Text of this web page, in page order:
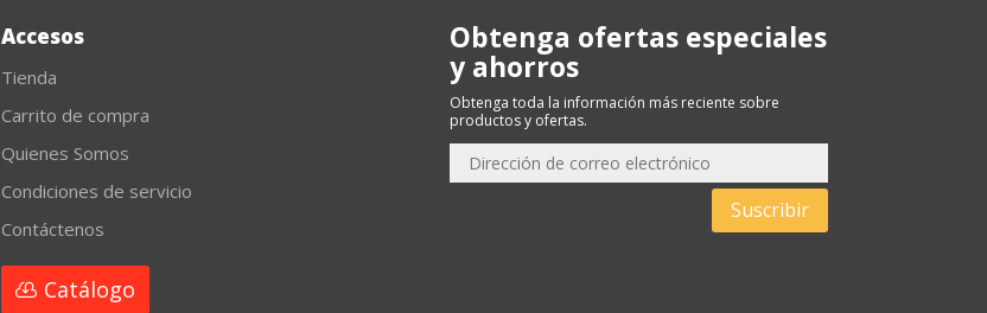
Accesos
Tienda
Carrito de compra
Quienes Somos
Condiciones de servicio
Contáctenos
Catálogo
Obtenga ofertas especiales
y ahorros
Obtenga toda la información más reciente sobre
productos y ofertas.
Suscribir